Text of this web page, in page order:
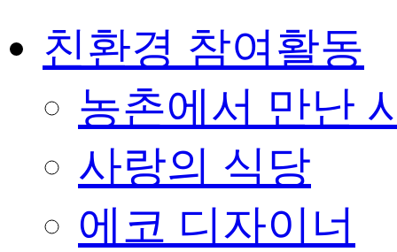
친환경 참여활동
농촌에서 만난
사랑의 식당
에코 디자이너